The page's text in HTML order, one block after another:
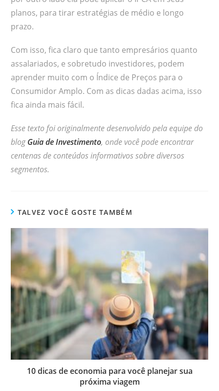
planos, para tirar estratégias de médio e longo
prazo.
Com isso, fica claro que tanto empresários quanto
assalariados, e sobretudo investidores, podem
aprender muito com o Índice de Preços para o
Consumidor Amplo. Com as dicas dadas acima, isso
fica ainda mais fácil.
Esse texto foi originalmente desenvolvido pela equipe do
blogGuia de Investimento, onde você pode encontrar
centenas de conteúdos informativos sobre diversos
segmentos.
TALVEZ VOCÊ GOSTE TAMBÉM
10 dicas de economia para você planejar sua
próxima viagem